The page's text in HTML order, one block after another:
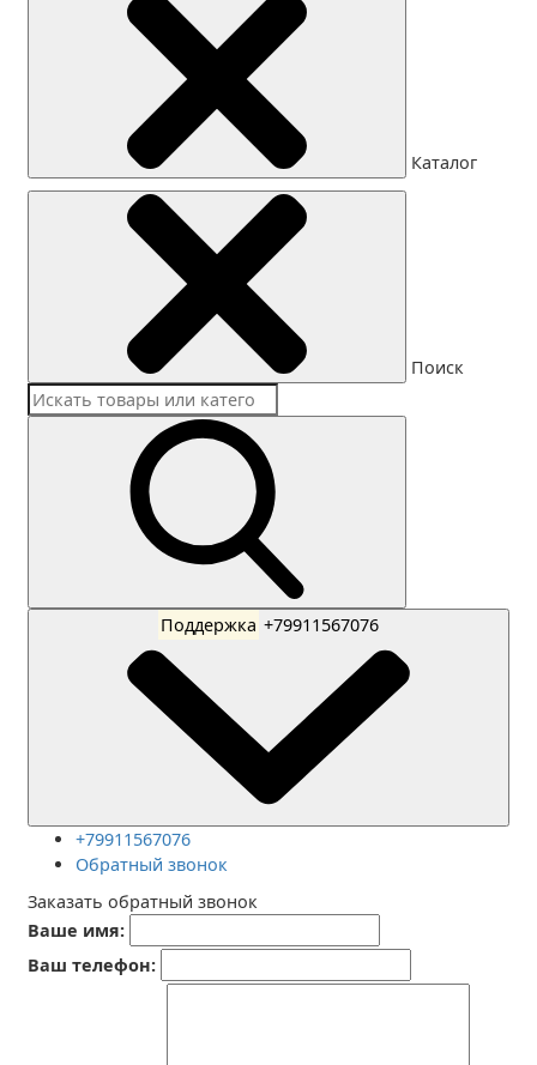
Каталог
Поиск
Поддержка
+79911567076
Обратный звонок
Заказать обратный звонок
Ваше имя:
Ваш телефон: